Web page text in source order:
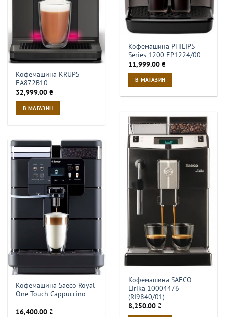
Кофемашина PHILIPS
Series 1200 EP1224/00
11,999.00₴
В МАГАЗИН
Кофемашина KRUPS
EA872B10
32,999.00₴
В МАГАЗИН
Кофемашина SAECO
Lirika 10004476
(RI9840/01)
8,250.00₴
Кофемашина Saeco Royal
One Touch Cappuccino
16,400.00₴